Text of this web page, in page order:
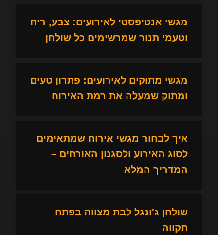
מגשי אנטיפסטי לאירועים: צבע, ריח
וטעמי תנור שמרשימים כל שולחן
מגשי מתוקים לאירועים: פתרון טעים
ומתוק שמעלה את רמת האירוח
איך לבחור מגשי אירוח שמתאימים
לסוג האירוע ולסגנון האורחים –
המדריך המלא
שולחן ג'ונגל לבת מצווה בפתח
תקווה